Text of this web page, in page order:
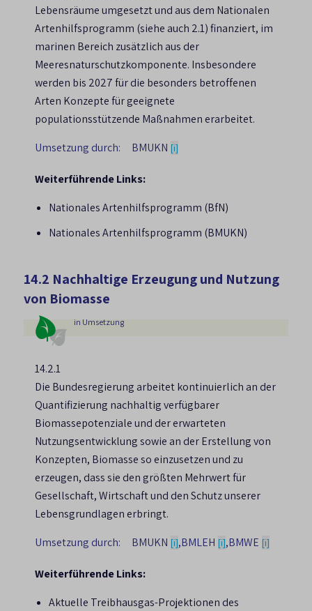
Lebensräume umgesetzt und aus dem Nationalen
Artenhilfsprogramm (siehe auch 2.1) finanziert, im
marinen Bereich zusätzlich aus der
Meeresnaturschutzkomponente. Insbesondere
werden bis 2027 für die besonders betroffenen
Arten Konzepte für geeignete
populationsstützende Maßnahmen erarbeitet.
Umsetzung durch:
BMUKN [i]
Weiterführende Links:
Nationales Artenhilfsprogramm (BfN)
Nationales Artenhilfsprogramm (BMUKN)
14.2 Nachhaltige Erzeugung und Nutzung
von Biomasse
in Umsetzung
14.2.1
Die Bundesregierung arbeitet kontinuierlich an der
Quantifizierung nachhaltig verfügbarer
Biomassepotenziale und der erwarteten
Nutzungsentwicklung sowie an der Erstellung von
Konzepten, Biomasse so einzusetzen und zu
erzeugen, dass sie den größten Mehrwert für
Gesellschaft, Wirtschaft und den Schutz unserer
Lebensgrundlagen erbringt.
Umsetzung durch:
BMUKN [i],BMLEH [i],BMWE [i]
Weiterführende Links:
Aktuelle Treibhausgas-Projektionen des